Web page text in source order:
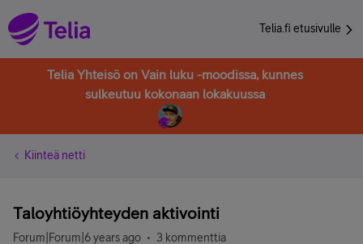
Telia.fi etusivulle
Telia Yhteisö on Vain luku -moodissa, kunnes
sulkeutuu kokonaan lokakuussa
Kiinteä netti
Taloyhtiöyhteyden aktivointi
Forum|Forum|6 years ago 3 kommenttia